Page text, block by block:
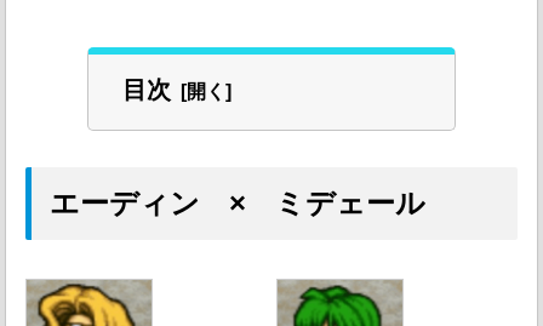
目次
エーディン × ミデェール